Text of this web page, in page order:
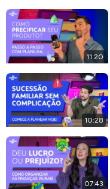
11:20
10:28
07:43